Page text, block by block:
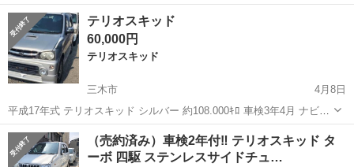
168660キロ 車検 2年付き リサイクル料 9970円 HDDナビ付き エンジ
兵庫 尼崎市 テリオスキッド
テリオスキッド
60,000円
テリオスキッド
三木市
4月8日
平成17年式 テリオスキッド シルバー 約108.000ｷﾛ 車検3年4月 ナビ
ETC その他、写真が欲しい場合はご連絡ください！ 現在エンジン機関
類に不具合はありません。 「安い車だから走...
兵庫 三木市 テリオスキッド エンジン
（売約済み）車検2年付‼️ テリオスキッド タ
ーボ 四駆 ステンレスサイドチュ…